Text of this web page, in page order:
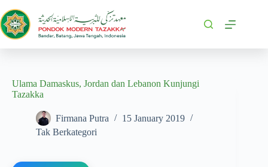
Ulama Damaskus, Jordan dan Lebanon Kunjungi
Tazakka
Firmana Putra
15 January 2019
Tak Berkategori